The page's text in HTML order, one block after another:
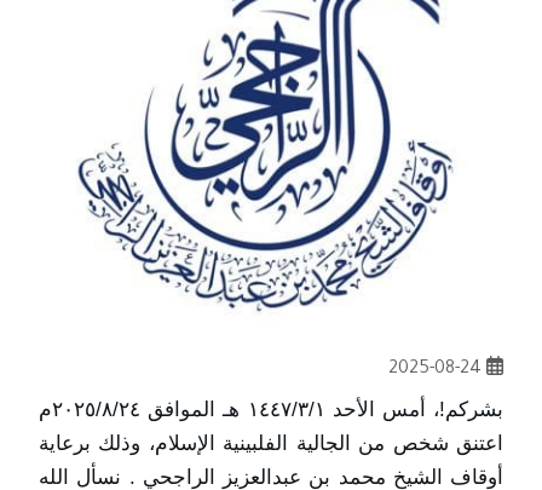
بشركم!، أمس الأحد ١٤٤٧/٣/١ هـ الموافق ٢٠٢٥/٨/٢٤م
اعتنق شخص من الجالية الفلبينية الإسلام، وذلك برعاية
أوقاف الشيخ محمد بن عبدالعزيز الراجحي . نسأل الله